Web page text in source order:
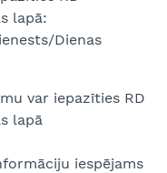
lapā:
Dienas
var iepazīties RD
lapā
iespējams